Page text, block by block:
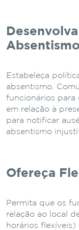
Estabeleça
absentismo.
funcionários para
em relação à
para notificar
absentismo
Ofereça
Permita que os
relação ao local
horários